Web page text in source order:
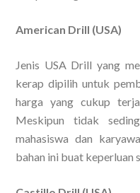
American Drill (USA)
Jenis USA Drill yang
kerap dipilih untuk
harga yang cukup
Meskipun tidak
mahasiswa dan
bahan ini buat keperluan